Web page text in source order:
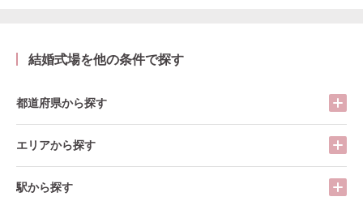
結婚式場を他の条件で探す
都道府県から探す
エリアから探す
駅から探す